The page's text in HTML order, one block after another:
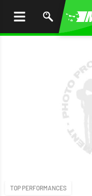
TOP PERFORMANCES